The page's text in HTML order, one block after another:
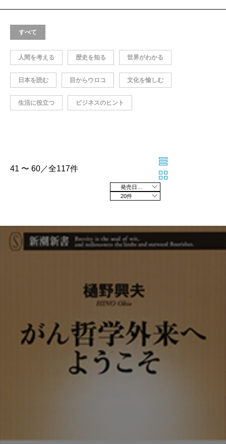
すべて
人間を考える 歴史を知る 世界がわかる
日本を読む 目からウロコ 文化を愉しむ
生活に役立つ ビジネスのヒント
41 〜 60／全117件
20件